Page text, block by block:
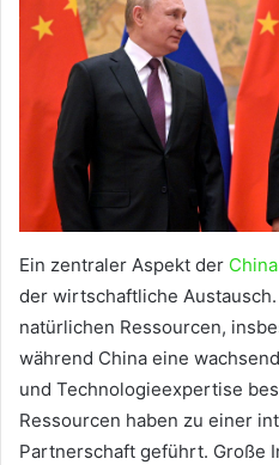
Ein zentraler Aspekt der
der wirtschaftliche
natürlichen Ressourcen,
während China eine
und Technologieexpertise
Ressourcen haben zu einer
Partnerschaft geführt. Große